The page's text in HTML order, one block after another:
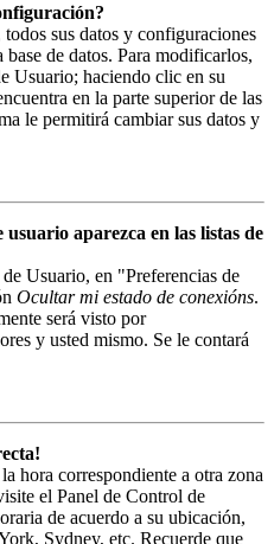
sus datos y configuraciones
base de datos. Para modificarlos,
Usuario; haciendo clic en su
en la parte superior de las
le permitirá cambiar sus datos y
aparezca en las listas de
Usuario, en "Preferencias de
Ocultar mi estado de conexións.
será visto por
y usted mismo. Se le contará
hora correspondiente a otra zona
el Panel de Control de
de acuerdo a su ubicación,
Sydney, etc. Recuerde que